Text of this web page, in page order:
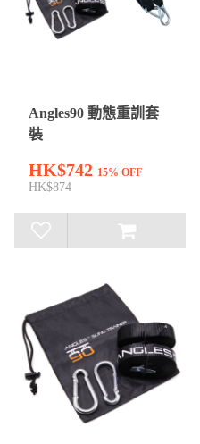
Angles90 動態重訓套
裝
HK$742 15% OFF
HK$874